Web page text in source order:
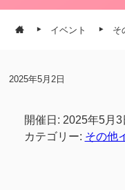
イベント そ
2025年5月2日
開催日: 2025年5月
カテゴリー: その他